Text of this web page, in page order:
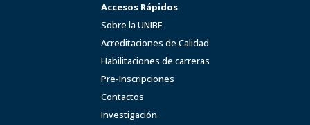
Accesos Rápidos
Sobre la UNIBE
Acreditaciones de Calidad
Habilitaciones de carreras
Pre-Inscripciones
Contactos
Investigación